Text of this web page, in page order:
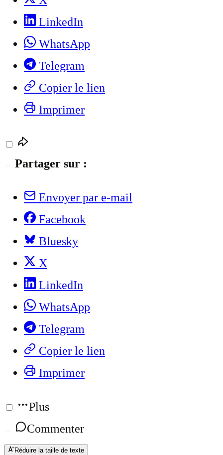
LinkedIn
WhatsApp
Telegram
Copier le lien
Imprimer
Partager sur :
Envoyer par e-mail
Facebook
Bluesky
X
LinkedIn
WhatsApp
Telegram
Copier le lien
Imprimer
Plus
Commenter
Réduire la taille de texte